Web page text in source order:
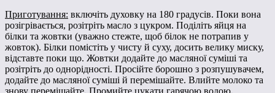
Приготування: включіть духовку на 180 градусів. Поки вона
розігрівається, розітріть масло з цукром. Поділіть яйця на
білки та жовтки (уважно стежте, щоб білок не потрапив у
жовток). Білки помістіть у чисту й суху, досить велику миску,
відставте поки що. Жовтки додайте до масляної суміші та
розітріть до однорідності. Просійте борошно з розпушувачем,
додайте до масляної суміші й перемішайте. Влийте молоко та